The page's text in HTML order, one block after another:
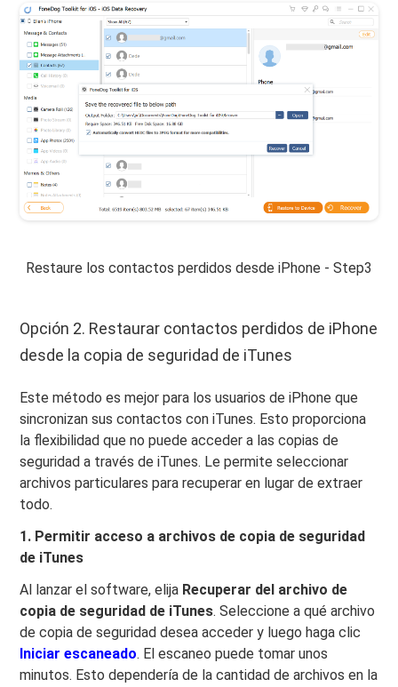
Restaure los contactos perdidos desde iPhone - Step3
Opción 2. Restaurar contactos perdidos de iPhone
desde la copia de seguridad de iTunes
Este método es mejor para los usuarios de iPhone que
sincronizan sus contactos con iTunes. Esto proporciona
la flexibilidad que no puede acceder a las copias de
seguridad a través de iTunes. Le permite seleccionar
archivos particulares para recuperar en lugar de extraer
todo.
1. Permitir acceso a archivos de copia de seguridad
de iTunes
Al lanzar el software, elija Recuperar del archivo de
copia de seguridad de iTunes. Seleccione a qué archivo
de copia de seguridad desea acceder y luego haga clic
Iniciar escaneado. El escaneo puede tomar unos
minutos. Esto dependería de la cantidad de archivos en la